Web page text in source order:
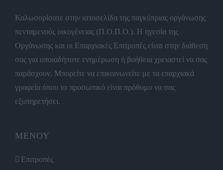
Καλωσορίσατε στην ιστοσελίδα της παγκύπριας οργάνωσης
πενταμενούς οικογένειας (Π.Ο.Π.Ο.). Η ηγεσία της
Οργάνωσης και οι Επαρχιακές Επιτροπές είναι στην διάθεση
σας για οποιαδήποτε ενημέρωση ή βοήθεια χρειαστεί να σας
παράσχουν. Μπορείτε να επικοινωνείτε με τα επαρχιακά
γραφεία όπου το προσωπικό είναι πρόθυμο να σας
εξυπηρετήσει.
ΜΕΝΟΥ
Επιτροπές